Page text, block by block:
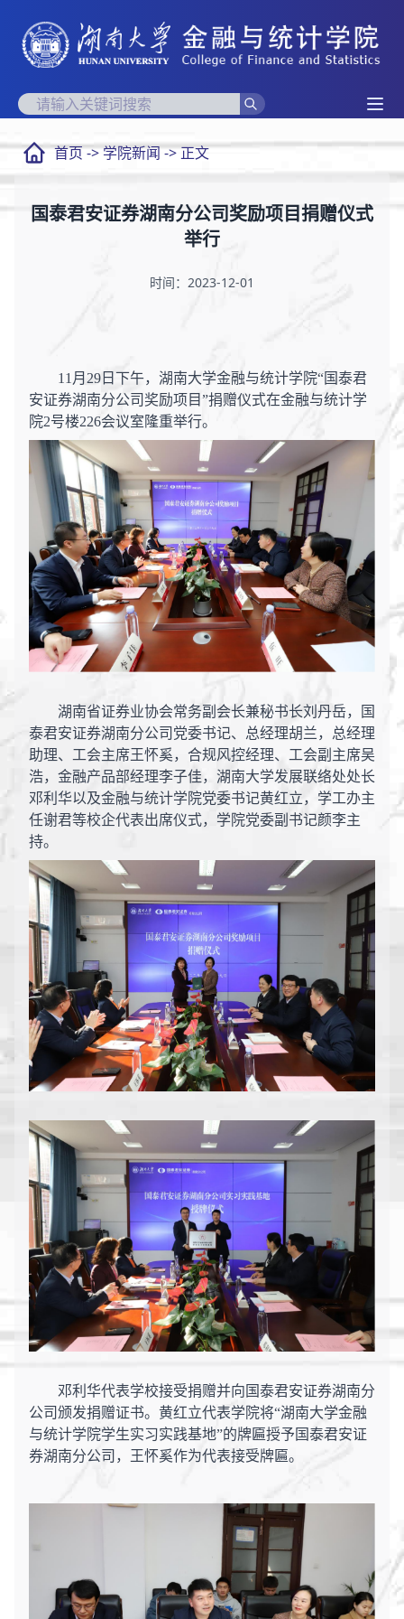
首页->学院新闻-> 正文
国泰君安证券湖南分公司奖励项目捐赠仪式
举行
时间：2023-12-01
11月29日下午，湖南大学金融与统计学院“国泰君
安证券湖南分公司奖励项目”捐赠仪式在金融与统计学
院2号楼226会议室隆重举行。
湖南省证券业协会常务副会长兼秘书长刘丹岳，国
泰君安证券湖南分公司党委书记、总经理胡兰，总经理
助理、工会主席王怀奚，合规风控经理、工会副主席吴
浩，金融产品部经理李子佳，湖南大学发展联络处处长
邓利华以及金融与统计学院党委书记黄红立，学工办主
任谢君等校企代表出席仪式，学院党委副书记颜李主
持。
邓利华代表学校接受捐赠并向国泰君安证券湖南分
公司颁发捐赠证书。黄红立代表学院将“湖南大学金融
与统计学院学生实习实践基地”的牌匾授予国泰君安证
券湖南分公司，王怀奚作为代表接受牌匾。